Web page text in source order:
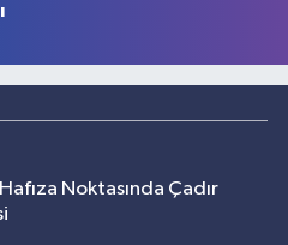
Noktasında Çadır